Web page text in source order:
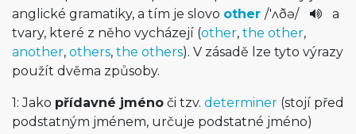
anglické gramatiky, a tím je slovo other /'ʌðə/
a
tvary, které z něho vycházejí (other, the other,
another, others, the others). V zásadě lze tyto výrazy
použít dvěma způsoby.
1: Jako přídavné jméno či tzv. determiner (stojí před
podstatným jménem, určuje podstatné jméno)